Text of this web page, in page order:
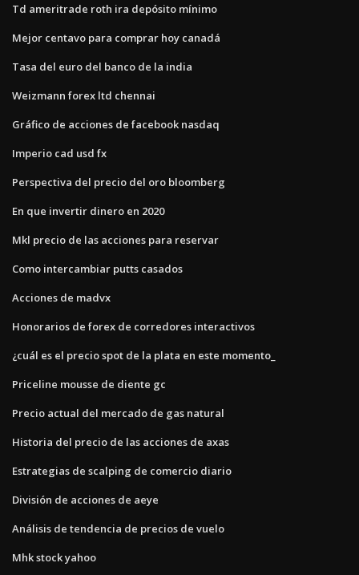
Td ameritrade roth ira depósito mínimo
Mejor centavo para comprar hoy canadá
Tasa del euro del banco de la india
Weizmann forex ltd chennai
Gráfico de acciones de facebook nasdaq
Imperio cad usd fx
Perspectiva del precio del oro bloomberg
En que invertir dinero en 2020
Mkl precio de las acciones para reservar
Como intercambiar putts casados
Acciones de madvx
Honorarios de forex de corredores interactivos
¿cuál es el precio spot de la plata en este momento_
Priceline mousse de diente gc
Precio actual del mercado de gas natural
Historia del precio de las acciones de axas
Estrategias de scalping de comercio diario
División de acciones de aeye
Análisis de tendencia de precios de vuelo
Mhk stock yahoo